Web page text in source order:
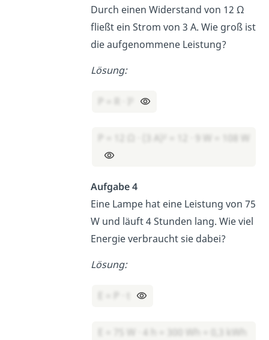
Durch einen Widerstand von 12 Ω
fließt ein Strom von 3 A. Wie groß ist
die aufgenommene Leistung?
Lösung:
Aufgabe 4
Eine Lampe hat eine Leistung von 75
W und läuft 4 Stunden lang. Wie viel
Energie verbraucht sie dabei?
Lösung:
E = 75 W · 4 h = 300 Wh = 0,3 kWh